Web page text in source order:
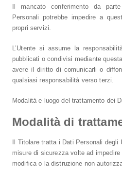
Il mancato conferimento da
Personali potrebbe impedire a
propri servizi.
L’Utente si assume la
pubblicati o condivisi mediante
avere il diritto di comunicarli o
qualsiasi responsabilità verso terzi.
Modalità e luogo del trattamento dei
Modalità di
Il Titolare tratta i Dati Personali
misure di sicurezza volte ad
modifica o la distruzione non